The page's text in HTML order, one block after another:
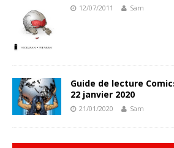
12/07/2011 Sam
Guide de lecture
22 janvier 2020
21/01/2020 Sam